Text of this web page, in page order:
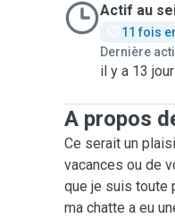
Actif au
11 fois
Dernière
il y a 13
A propos
Ce serait un
vacances ou de
que je suis toute
ma chatte a eu